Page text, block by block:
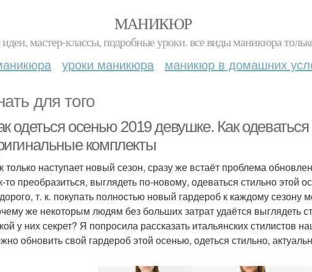
МАНИКЮР
мастер-классы, подробные уроки. все виды маникюра
уроки маникюра маникюр в домашних
для того
одеться осенью 2019 девушке. Как
комплекты
только наступает новый сезон, сразу же встаёт проблема
то преобразиться, выглядеть по-новому, одеваться стильно этой
т. к. покупать полностью новый гардероб к каждому сезону
же некоторым людям без больших затрат удаётся выглядеть
у них секрет? Я попросила рассказать итальянских стилистов
обновить свой гардероб этой осенью, одеться стильно,